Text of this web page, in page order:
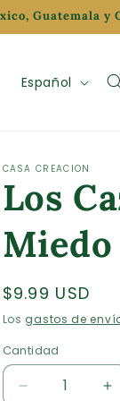
Guatemala y
o
m
a
Español
CASA CREACION
Los
Miedo
Precio
habitual
$9.99 USD
Losgastos de
Cantidad
Cantidad
Reducir